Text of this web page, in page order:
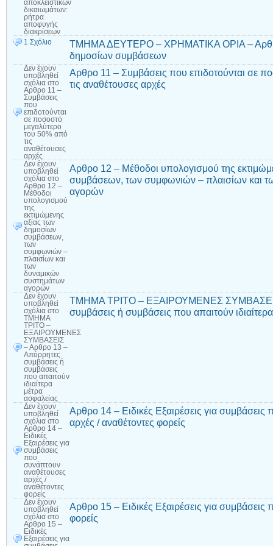
αποκλειστικών
δικαιωμάτων:
ρήτρα
αποφυγής
διακρίσεων
1 Σχόλιο
ΤΜΗΜΑ ΔΕΥΤΕΡΟ – ΧΡΗΜΑΤΙΚΑ ΟΡΙΑ –
δημοσίων συμβάσεων
Δεν έχουν
υποβληθεί
σχόλια στο
Αρθρο 11 –
Συμβάσεις
που
επιδοτούνται
σε ποσοστό
μεγαλύτερο
του 50% από
τις
αναθέτουσες
αρχές
Αρθρο 11 – Συμβάσεις που επιδοτούνται σε
τις αναθέτουσες αρχές
Δεν έχουν
υποβληθεί
σχόλια στο
Αρθρο 12 –
Μέθοδοι
υπολογισμού
της
εκτιμώμενης
αξίας των
δημοσίων
συμβάσεων,
των
συμφωνιών –
πλαισίων και
των
δυναμικών
συστημάτων
αγορών
Αρθρο 12 – Μέθοδοι υπολογισμού της
συμβάσεων, των συμφωνιών – πλαισίων και
αγορών
Δεν έχουν
υποβληθεί
σχόλια στο
ΤΜΗΜΑ
ΤΡΙΤΟ –
ΕΞΑΙΡΟΥΜΕΝΕΣ
ΣΥΜΒΑΣΕΙΣ
– Αρθρο 13 –
Απόρρητες
συμβάσεις ή
συμβάσεις
που απαιτούν
ιδιαίτερα
μέτρα
ασφαλείας
ΤΜΗΜΑ ΤΡΙΤΟ – ΕΞΑΙΡΟΥΜΕΝΕΣ
συμβάσεις ή συμβάσεις που απαιτούν
Δεν έχουν
υποβληθεί
σχόλια στο
Αρθρο 14 –
Ειδικές
Εξαιρέσεις για
συμβάσεις
που
συνάπτουν
αναθέτουσες
αρχές /
αναθέτοντες
φορείς
Αρθρο 14 – Ειδικές Εξαιρέσεις για
αρχές / αναθέτοντες φορείς
Δεν έχουν
υποβληθεί
σχόλια στο
Αρθρο 15 –
Ειδικές
Εξαιρέσεις για
Αρθρο 15 – Ειδικές Εξαιρέσεις για
φορείς